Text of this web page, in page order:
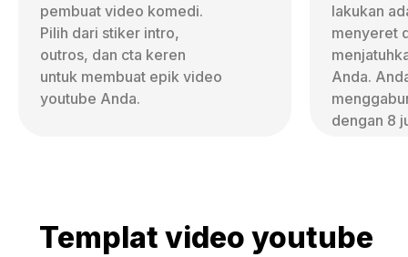
pembuat video komedi.
Pilih dari stiker intro,
outros, dan cta keren
untuk membuat epik video
youtube Anda.
lakukan
menyeret
Anda.
dengan 8
Templat video youtube